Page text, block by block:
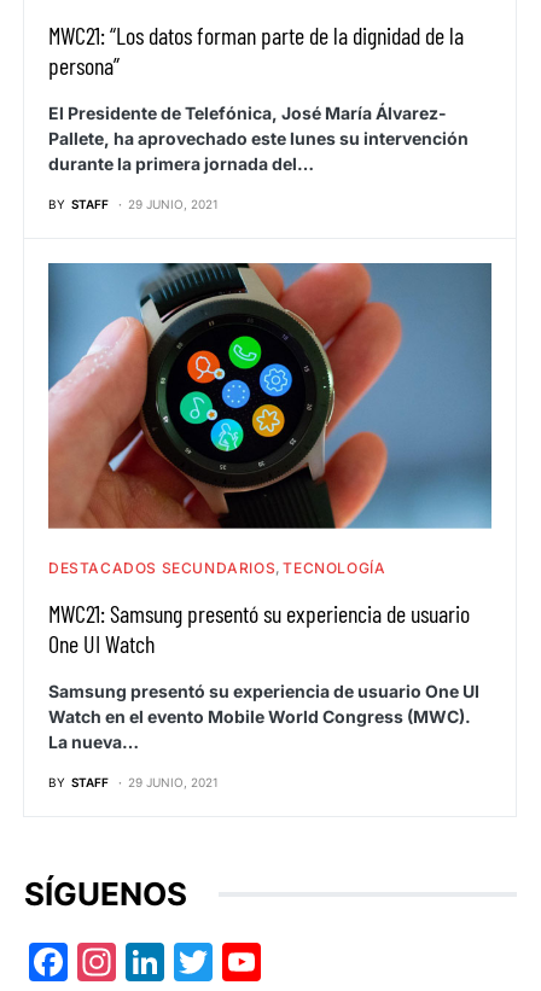
MWC21: “Los datos forman parte de la dignidad de la
persona”
El Presidente de Telefónica, José María Álvarez-
Pallete, ha aprovechado este lunes su intervención
durante la primera jornada del…
BY STAFF 29 JUNIO, 2021
DESTACADOS SECUNDARIOS TECNOLOGÍA
MWC21: Samsung presentó su experiencia de usuario
One UI Watch
Samsung presentó su experiencia de usuario One UI
Watch en el evento Mobile World Congress (MWC).
La nueva…
BY STAFF 29 JUNIO, 2021
SÍGUENOS
Facebook
Instagram
LinkedIn
Twitter